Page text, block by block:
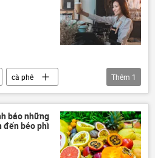
cà phê
Thêm 1
báo những
đến béo phì